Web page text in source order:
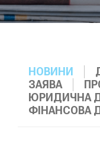
НОВИНИ
ЗАЯВА
ЮРИДИЧНА
ФІНАНСОВА